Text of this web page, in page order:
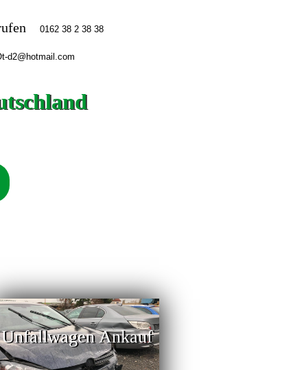
Unfallwagen Ankauf